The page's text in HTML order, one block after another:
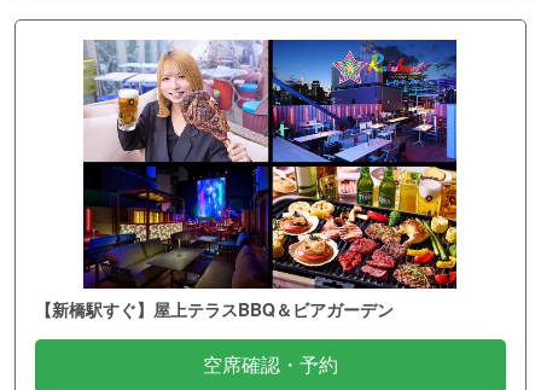
【新橋駅すぐ】屋上テラスBBQ＆ビアガーデン
空席確認・予約